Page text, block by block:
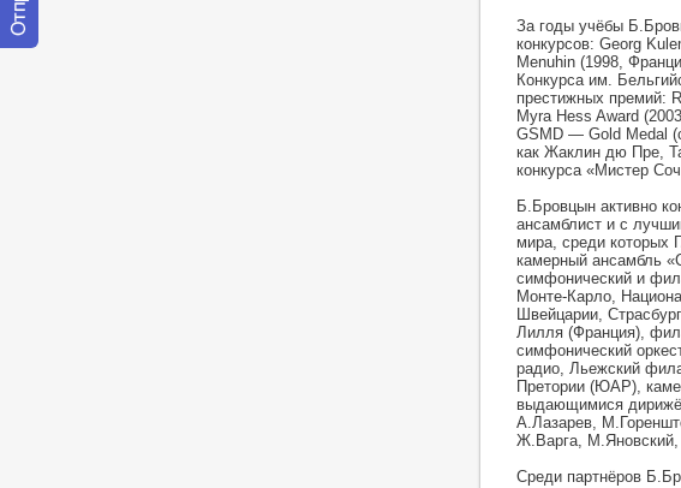
За годы учёбы
конкурсов: Georg
Menuhin (1998,
Конкурса им.
престижных премий:
Myra Hess Award
GSMD — Gold Medal
как Жаклин дю Пре,
конкурса «Мистер
Б.Бровцын активно
ансамблист и с
мира, среди которых
камерный ансамбль
симфонический и
Монте-Карло,
Швейцарии,
Лилля (Франция),
симфонический
радио, Льежский
Претории (ЮАР),
выдающимися
А.Лазарев,
Ж.Варга, М.Яновский,
Среди партнёров